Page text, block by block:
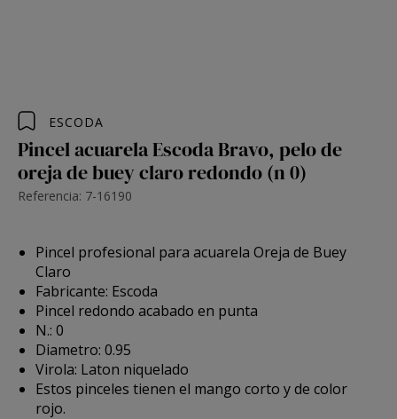
ESCODA
Pincel acuarela Escoda Bravo, pelo de
oreja de buey claro redondo (n 0)
Referencia: 7-16190
Pincel profesional para acuarela Oreja de Buey
Claro
Fabricante: Escoda
Pincel redondo acabado en punta
N.: 0
Diametro: 0.95
Virola: Laton niquelado
Estos pinceles tienen el mango corto y de color
rojo.